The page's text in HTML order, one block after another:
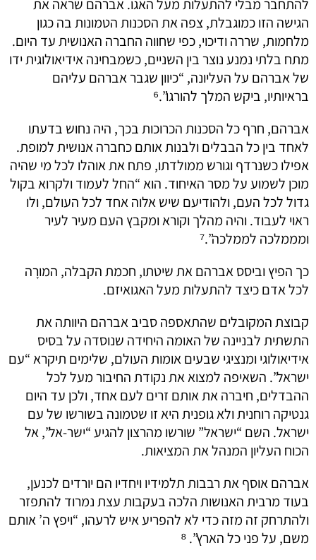
להתחבר מבלי להתעלות מעל האגו. אברהם שראה את
הגישה הזו כמוגבלת, צפה את הסכנות הטמונות בה כגון
מלחמות, שררה ודיכוי, כפי שחווה החברה האנושית עד היום.
מתח בלתי נמנע נוצר בין השניים, כשמבחינה אידיאולוגית ידו
של אברהם על העליונה, “כיוון שגבר אברהם עליהם
בראיותיו, ביקש המלך להורגו”.⁶
אברהם, חרף כל הסכנות הכרוכות בכך, היה נחוש בדעתו
לאחד בין כל הבבלים ולבנות אותם כחברה אנושית למופת.
אפילו כשנרדף וגורש ממולדתו, פתח את אוהלו לכל מי שהיה
מוכן לשמוע על מסר האיחוד. הוא “החל לעמוד ולקרוא בקול
גדול לכל העם, ולהודיעם שיש אלוה אחד לכל העולם, ולו
ראוי לעבוד. והיה מהלך וקורא ומקבץ העם מעיר לעיר
ומממלכה לממלכה”.⁷
כך הפיץ וביסס אברהם את שיטתו, חכמת הקבלה, המורָה
לכל אדם כיצד להתעלות מעל האגואיזם.
קבוצת המקובלים שהתאספה סביב אברהם היוותה את
התשתית לבניינה של האומה היחידה שנוסדה על בסיס
אידיאולוגי ומנציגי שבעים אומות העולם, שלימים תיקרא “עם
ישראל”. השאיפה למצוא את נקודת החיבור מעל לכל
ההבדלים, חיברה את אותם זרים לעם אחד, ולכן עד היום
גנטיקה רוחנית ולא גופנית היא זו שטמונה בשורשו של עם
ישראל. השם “ישראל” שורשו מהרצון להגיע “ישר-אל”, אל
הכוח העליון המנהל את המציאות.
אברהם אוסף את רבבות תלמידיו ויחדיו הם יורדים לכנען,
בעוד מרבית האנושות הלכה בעקבות עצת נמרוד להתפזר
ולהתרחק זה מזה כדי לא להפריע איש לרעהו, “ויפץ ה’ אותם
משם, על פני כל הארץ”. ⁸